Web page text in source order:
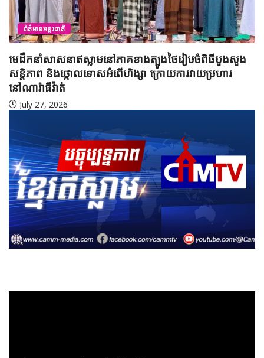
ព័ត៌មានអន្តរជាតិ
មេដឹកនាំសាសនាឥស្លាមនៅភាគខាងត្បូងថៃរៀបចំពិធីបួងសួង
សន្តិភាព និងថ្កោលទោសអំពើហិង្សា ក្រោយការវាយប្រហារ
នៅណារ៉ាធីវ៉ាត់
July 27, 2026